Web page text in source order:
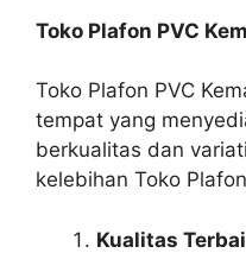
Toko Plafon PVC
Toko Plafon PVC
tempat yang
berkualitas dan
kelebihan Toko
Kualitas